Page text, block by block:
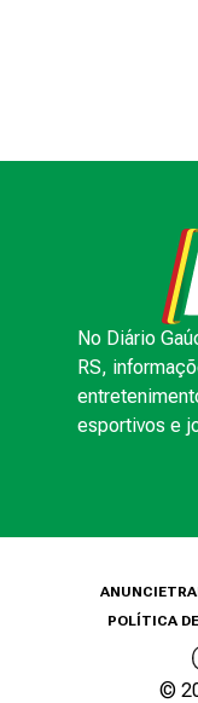
No Diário
RS,
esportivos e
ANUNCIE
POLÍTICA
©